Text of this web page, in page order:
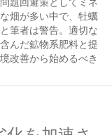
畑が多い中で、牡蠣
筆者は警告。適切な
んだ鉱物系肥料と提
改善から始めるべき